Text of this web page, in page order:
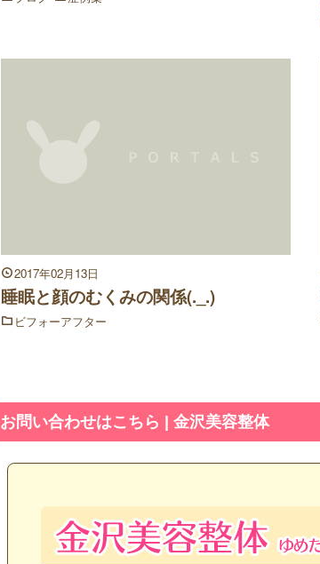
2017年02月13日
睡眠と顔のむくみの関係(._.)
ビフォーアフター
お問い合わせはこちら | 金沢美容整体